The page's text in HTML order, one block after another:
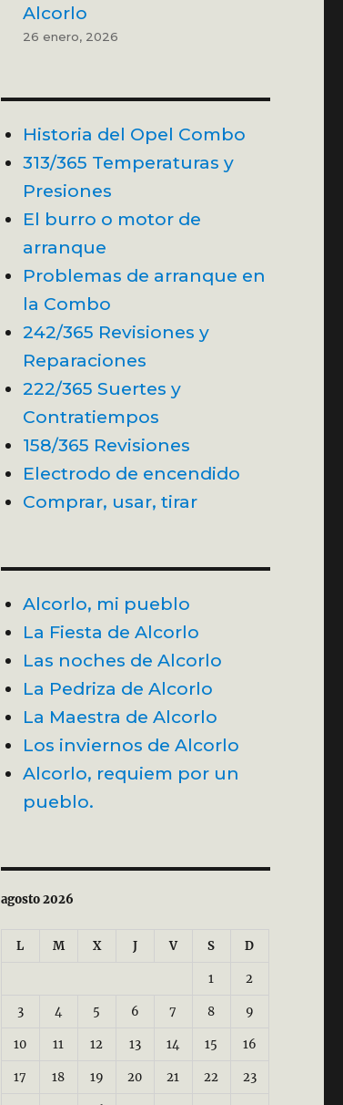
Alcorlo
26 enero, 2026
Historia del Opel Combo
313/365 Temperaturas y
Presiones
El burro o motor de
arranque
Problemas de arranque en
la Combo
242/365 Revisiones y
Reparaciones
222/365 Suertes y
Contratiempos
158/365 Revisiones
Electrodo de encendido
Comprar, usar, tirar
Alcorlo, mi pueblo
La Fiesta de Alcorlo
Las noches de Alcorlo
La Pedriza de Alcorlo
La Maestra de Alcorlo
Los inviernos de Alcorlo
Alcorlo, requiem por un
pueblo.
agosto 2026
L M X J V S D
1 2
3 4 5 6 7 8 9
10 11 12 13 14 15 16
17 18 19 20 21 22 23